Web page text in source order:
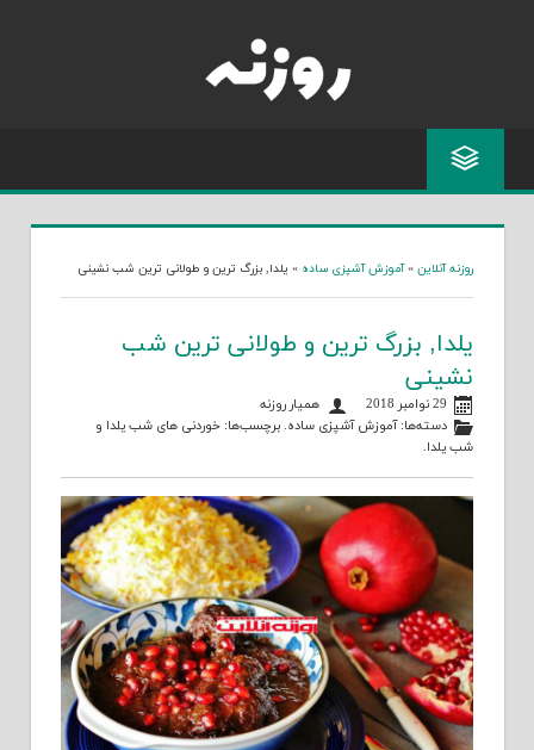
روزنه آنلاین »آموزش آشپزی ساده » یلدا, بزرگ ترین و طولانی ترین شب نشینی
یلدا, بزرگ ترین و طولانی ترین شب
نشینی
29 نوامبر 2018
همیار روزنه
دسته‌ها:آموزش آشپزی ساده. برچسب‌ها:خوردنی های شب یلدا و
شب یلدا.